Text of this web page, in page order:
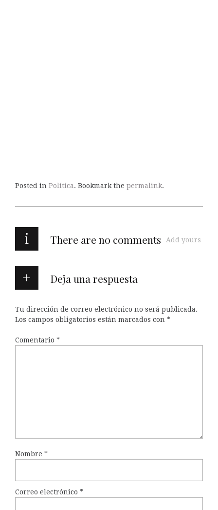
Posted in Política. Bookmark the permalink.
i There are no comments Add yours
Deja una respuesta
Tu dirección de correo electrónico no será publicada.
Los campos obligatorios están marcados con *
Comentario *
Nombre *
Correo electrónico *